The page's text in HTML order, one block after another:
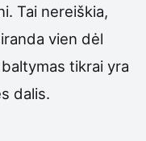
Tai nereiškia,
vien dėl
tikrai yra
dalis.